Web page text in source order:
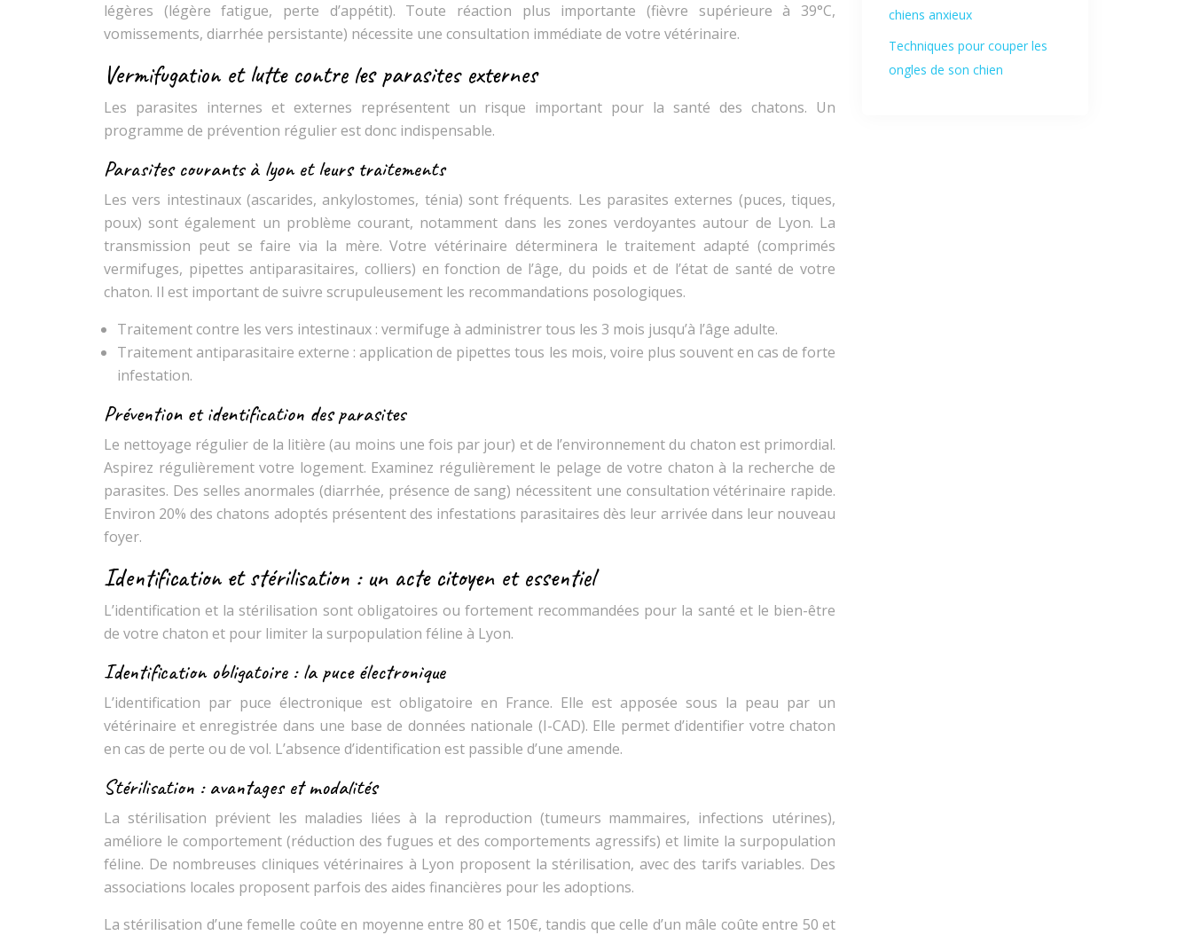
légères (légère fatigue, perte d’appétit). Toute réaction plus importante (fièvre supérieure à 39°C,
vomissements, diarrhée persistante) nécessite une consultation immédiate de votre vétérinaire.
Vermifugation et lutte contre les parasites externes
Les parasites internes et externes représentent un risque important pour la santé des chatons. Un
programme de prévention régulier est donc indispensable.
Parasites courants à lyon et leurs traitements
Les vers intestinaux (ascarides, ankylostomes, ténia) sont fréquents. Les parasites externes (puces, tiques,
poux) sont également un problème courant, notamment dans les zones verdoyantes autour de Lyon. La
transmission peut se faire via la mère. Votre vétérinaire déterminera le traitement adapté (comprimés
vermifuges, pipettes antiparasitaires, colliers) en fonction de l’âge, du poids et de l’état de santé de votre
chaton. Il est important de suivre scrupuleusement les recommandations posologiques.
Traitement contre les vers intestinaux : vermifuge à administrer tous les 3 mois jusqu’à l’âge adulte.
Traitement antiparasitaire externe : application de pipettes tous les mois, voire plus souvent en cas de forte
infestation.
Prévention et identification des parasites
Le nettoyage régulier de la litière (au moins une fois par jour) et de l’environnement du chaton est primordial.
Aspirez régulièrement votre logement. Examinez régulièrement le pelage de votre chaton à la recherche de
parasites. Des selles anormales (diarrhée, présence de sang) nécessitent une consultation vétérinaire rapide.
Environ 20% des chatons adoptés présentent des infestations parasitaires dès leur arrivée dans leur nouveau
foyer.
Identification et stérilisation : un acte citoyen et essentiel
L’identification et la stérilisation sont obligatoires ou fortement recommandées pour la santé et le bien-être
de votre chaton et pour limiter la surpopulation féline à Lyon.
Identification obligatoire : la puce électronique
L’identification par puce électronique est obligatoire en France. Elle est apposée sous la peau par un
vétérinaire et enregistrée dans une base de données nationale (I-CAD). Elle permet d’identifier votre chaton
en cas de perte ou de vol. L’absence d’identification est passible d’une amende.
Stérilisation : avantages et modalités
La stérilisation prévient les maladies liées à la reproduction (tumeurs mammaires, infections utérines),
améliore le comportement (réduction des fugues et des comportements agressifs) et limite la surpopulation
féline. De nombreuses cliniques vétérinaires à Lyon proposent la stérilisation, avec des tarifs variables. Des
associations locales proposent parfois des aides financières pour les adoptions.
La stérilisation d’une femelle coûte en moyenne entre 80 et 150€, tandis que celle d’un mâle coûte entre 50 et
chiens anxieux
Techniques pour couper les
ongles de son chien